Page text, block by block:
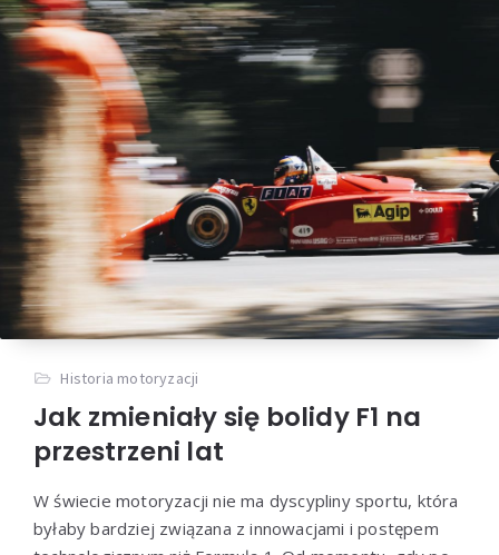
Historia motoryzacji
Jak zmieniały się bolidy F1 na
przestrzeni lat
W świecie motoryzacji nie ma dyscypliny sportu, która
byłaby bardziej związana z innowacjami i postępem